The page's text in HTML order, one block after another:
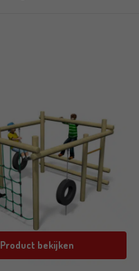
Product bekijken